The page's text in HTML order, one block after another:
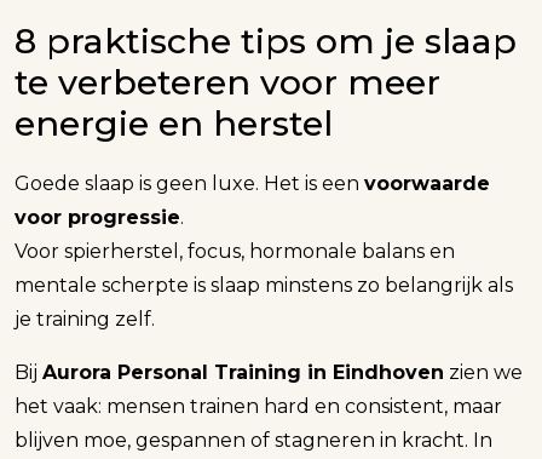
8 praktische tips om je slaap
te verbeteren voor meer
energie en herstel
Goede slaap is geen luxe. Het is een voorwaarde
voor progressie.
Voor spierherstel, focus, hormonale balans en
mentale scherpte is slaap minstens zo belangrijk als
je training zelf.
Bij Aurora Personal Training in Eindhoven zien we
het vaak: mensen trainen hard en consistent, maar
blijven moe, gespannen of stagneren in kracht. In